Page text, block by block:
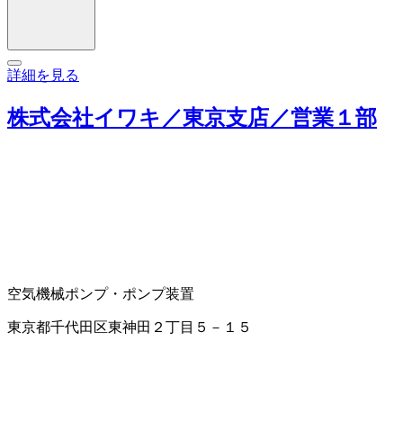
詳細を見る
株式会社イワキ／東京支店／営業１部
空気機械ポンプ・ポンプ装置
東京都千代田区東神田２丁目５－１５